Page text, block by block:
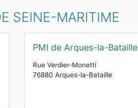
SEINE-MARITIME
PMI de Arques-la-Bataille
Rue Verdier-Monetti
76880 Arques-la-Bataille